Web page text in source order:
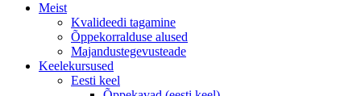
Meist
Kvalideedi tagamine
Õppekorralduse alused
Majandustegevusteade
Keelekursused
Eesti keel